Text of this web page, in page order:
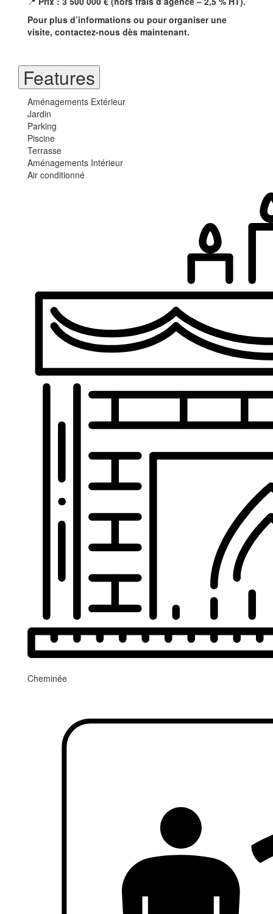
Pour plus d’informations ou pour organiser une
visite, contactez-nous dès maintenant.
Features
Aménagements Extérieur
Jardin
Parking
Piscine
Terrasse
Aménagements Intérieur
Air conditionné
Cheminée